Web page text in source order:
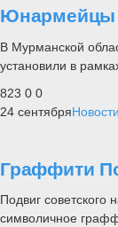
Юнармейцы
В Мурманской
установили в
823 0 0
24 сентябряНовости
Граффити
Подвиг
символичное